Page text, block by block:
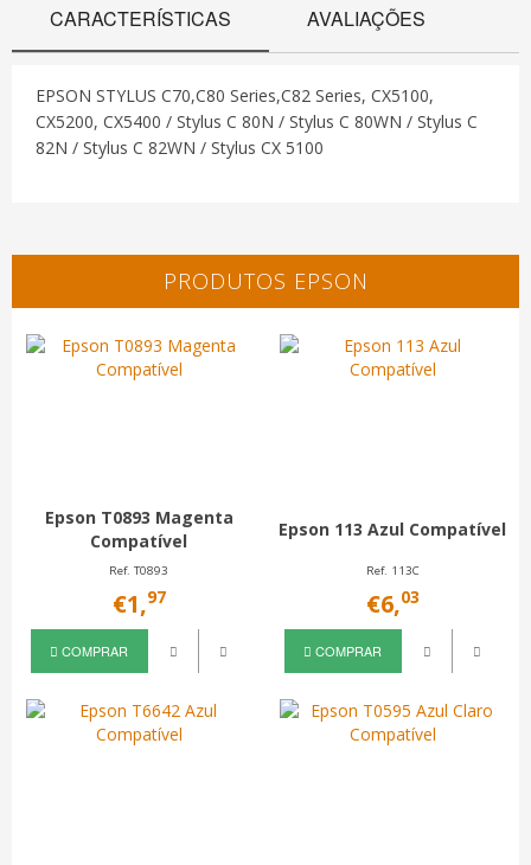
CARACTERÍSTICAS AVALIAÇÕES
EPSON STYLUS C70,C80 Series,C82 Series, CX5100,
CX5200, CX5400 / Stylus C 80N / Stylus C 80WN / Stylus C
82N / Stylus C 82WN / Stylus CX 5100
PRODUTOS EPSON
Epson T0893 Magenta
Compatível
Ref. T0893
€1,97
COMPRAR
Epson 113 Azul Compatível
Ref. 113C
€6,03
COMPRAR